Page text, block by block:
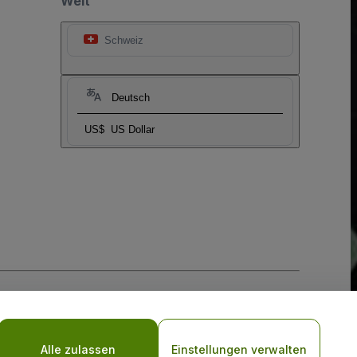
Schweiz
Deutsch
US$ US Dollar
RichtlinieundDatenschutzrichtlinie für Mobilanwendungen
Alle zulassen Einstellungen verwalten